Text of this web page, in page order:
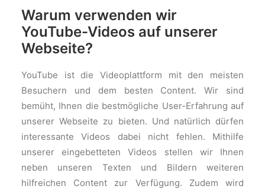
Warum verwenden wir
YouTube-Videos auf unserer
Webseite?
YouTube ist die Videoplattform mit den meisten
Besuchern und dem besten Content. Wir sind
bemüht, Ihnen die bestmögliche User-Erfahrung auf
unserer Webseite zu bieten. Und natürlich dürfen
interessante Videos dabei nicht fehlen. Mithilfe
unserer eingebetteten Videos stellen wir Ihnen
neben unseren Texten und Bildern weiteren
hilfreichen Content zur Verfügung. Zudem wird